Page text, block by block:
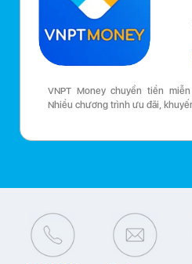
VNPT Money chuyển tiền
Nhiều chương trình ưu đãi,